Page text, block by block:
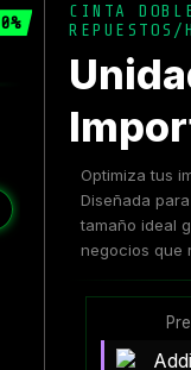
CINTA
REPUESTOS/
Optimiza tus
Diseñada
tamaño ideal
negocios que